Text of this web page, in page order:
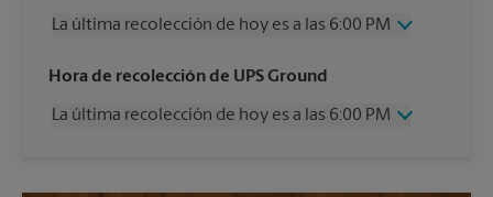
La última recolección de hoy es a las 6:00 PM
Miércoles
6:00 PM
Viernes
6:00 PM
Lunes
6:00 PM
Hora de recolección de UPS Ground
La última recolección de hoy es a las 6:00 PM